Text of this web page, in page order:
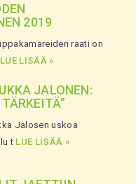
2019
raati on
LUE LISÄÄ »
JALONEN:
Jalosen uskoa
t LUE LISÄÄ »